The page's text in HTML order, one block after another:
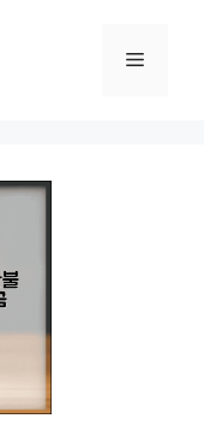
메